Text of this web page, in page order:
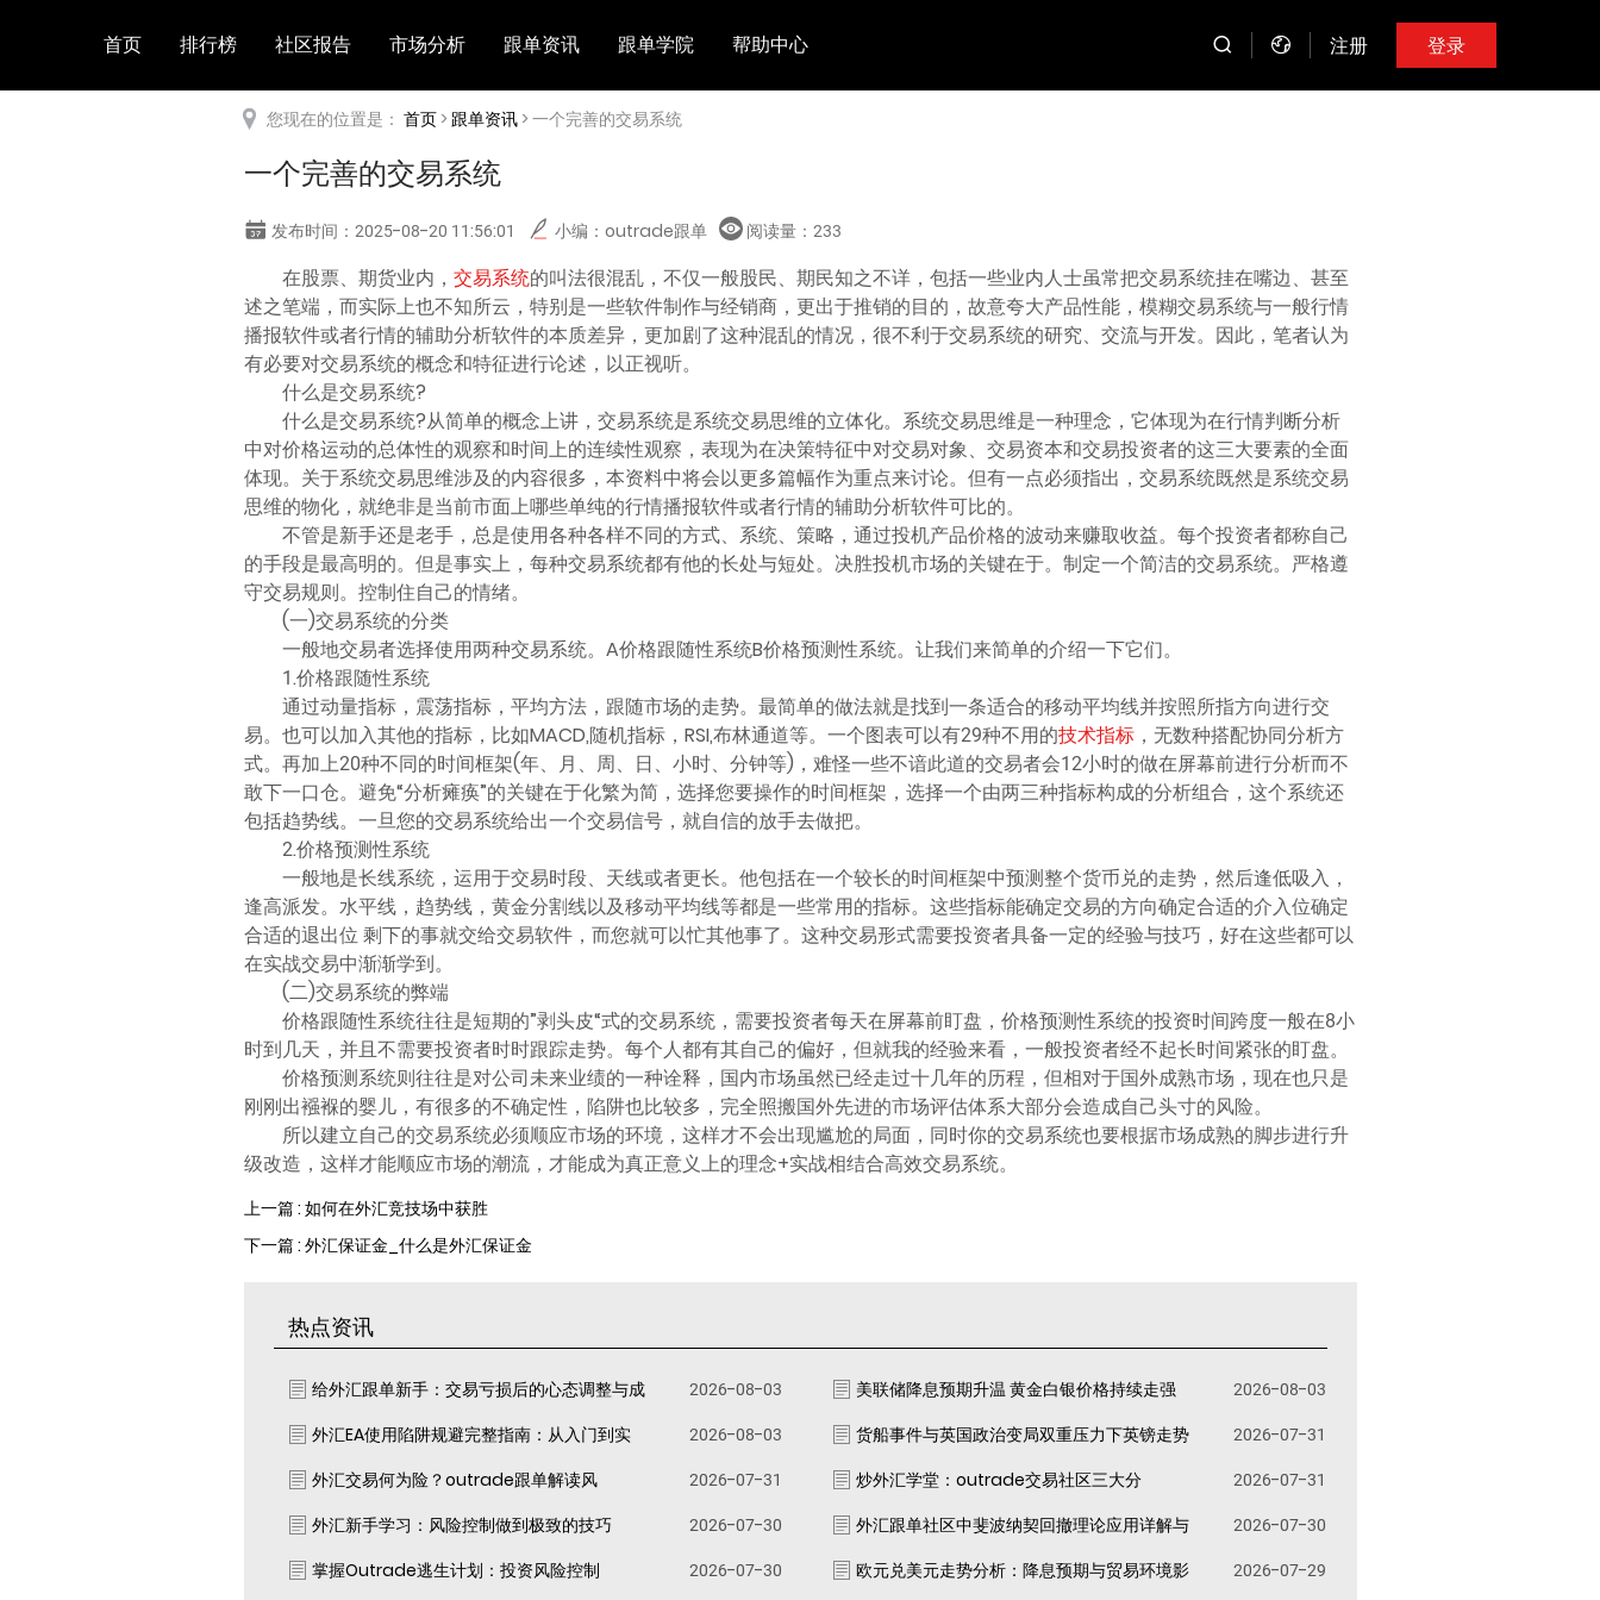
首页 排行榜 社区报告 市场分析 跟单资讯 跟单学院 帮助中心 注册 登录
您现在的位置是： 首页>跟单资讯> 一个完善的交易系统
一个完善的交易系统
发布时间：2025-08-20 11:56:01 小编：outrade跟单 阅读量： 233
在股票、期货业内， 交易系统的叫法很混乱，不仅一般股民、期民知之不详，包括一些业内人士虽常把交易系统挂在嘴边、甚至
述之笔端，而实际上也不知所云，特别是一些软件制作与经销商，更出于推销的目的，故意夸大产品性能，模糊交易系统与一般行情
播报软件或者行情的辅助分析软件的本质差异，更加剧了这种混乱的情况，很不利于交易系统的研究、交流与开发。因此，笔者认为
有必要对交易系统的概念和特征进行论述，以正视听。
什么是交易系统?
什么是交易系统?从简单的概念上讲，交易系统是系统交易思维的立体化。系统交易思维是一种理念，它体现为在行情判断分析
中对价格运动的总体性的观察和时间上的连续性观察，表现为在决策特征中对交易对象、交易资本和交易投资者的这三大要素的全面
体现。关于系统交易思维涉及的内容很多，本资料中将会以更多篇幅作为重点来讨论。但有一点必须指出，交易系统既然是系统交易
思维的物化，就绝非是当前市面上哪些单纯的行情播报软件或者行情的辅助分析软件可比的。
不管是新手还是老手，总是使用各种各样不同的方式、系统、策略，通过投机产品价格的波动来赚取收益。每个投资者都称自己
的手段是最高明的。但是事实上，每种交易系统都有他的长处与短处。决胜投机市场的关键在于。制定一个简洁的交易系统。严格遵
守交易规则。控制住自己的情绪。
(一)交易系统的分类
一般地交易者选择使用两种交易系统。A价格跟随性系统B价格预测性系统。让我们来简单的介绍一下它们。
1.价格跟随性系统
通过动量指标，震荡指标，平均方法，跟随市场的走势。最简单的做法就是找到一条适合的移动平均线并按照所指方向进行交
易。也可以加入其他的指标，比如MACD,随机指标，RSI,布林通道等。一个图表可以有29种不用的技术指标，无数种搭配协同分析方
式。再加上20种不同的时间框架(年、月、周、日、小时、分钟等)，难怪一些不谙此道的交易者会12小时的做在屏幕前进行分析而不
敢下一口仓。避免“分析瘫痪”的关键在于化繁为简，选择您要操作的时间框架，选择一个由两三种指标构成的分析组合，这个系统还
包括趋势线。一旦您的交易系统给出一个交易信号，就自信的放手去做把。
2.价格预测性系统
一般地是长线系统，运用于交易时段、天线或者更长。他包括在一个较长的时间框架中预测整个货币兑的走势，然后逢低吸入，
逢高派发。水平线，趋势线，黄金分割线以及移动平均线等都是一些常用的指标。这些指标能确定交易的方向确定合适的介入位确定
合适的退出位 剩下的事就交给交易软件，而您就可以忙其他事了。这种交易形式需要投资者具备一定的经验与技巧，好在这些都可以
在实战交易中渐渐学到。
(二)交易系统的弊端
价格跟随性系统往往是短期的”剥头皮“式的交易系统，需要投资者每天在屏幕前盯盘，价格预测性系统的投资时间跨度一般在8小
时到几天，并且不需要投资者时时跟踪走势。每个人都有其自己的偏好，但就我的经验来看，一般投资者经不起长时间紧张的盯盘。
价格预测系统则往往是对公司未来业绩的一种诠释，国内市场虽然已经走过十几年的历程，但相对于国外成熟市场，现在也只是
刚刚出襁褓的婴儿，有很多的不确定性，陷阱也比较多，完全照搬国外先进的市场评估体系大部分会造成自己头寸的风险。
所以建立自己的交易系统必须顺应市场的环境，这样才不会出现尴尬的局面，同时你的交易系统也要根据市场成熟的脚步进行升
级改造，这样才能顺应市场的潮流，才能成为真正意义上的理念+实战相结合高效交易系统。
上一篇 : 如何在外汇竞技场中获胜
下一篇 : 外汇保证金_什么是外汇保证金
热点资讯
给外汇跟单新手：交易亏损后的心态调整与成 2026-08-03 美联储降息预期升温 黄金白银价格持续走强
2026-08-03
外汇EA使用陷阱规避完整指南：从入门到实
2026-08-03 货船事件与英国政治变局双重压力下英镑走势
2026-07-31
外汇交易何为险？outrade跟单解读风
2026-07-31 炒外汇学堂：outrade交易社区三大分
2026-07-31
外汇新手学习：风险控制做到极致的技巧
2026-07-30 外汇跟单社区中斐波纳契回撤理论应用详解与
2026-07-30
掌握Outrade逃生计划：投资风险控制
2026-07-30 欧元兑美元走势分析：降息预期与贸易环境影 2026-07-29